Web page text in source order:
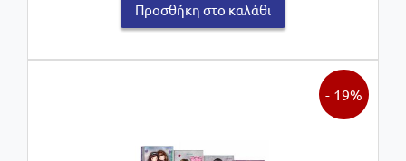
Προσθήκη στο καλάθι
- 19%